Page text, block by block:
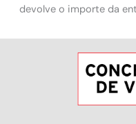
devolve o importe da